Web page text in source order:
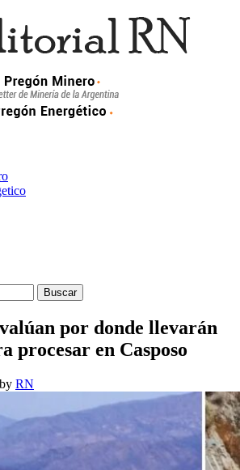
por donde llevarán
procesar en Casposo
by RN